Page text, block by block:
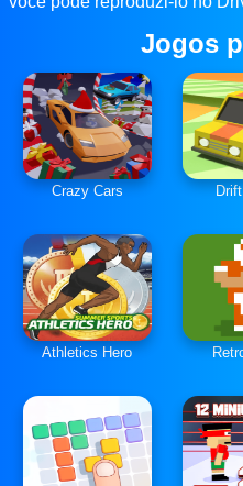
Jogos
Crazy Cars
Athletics Hero